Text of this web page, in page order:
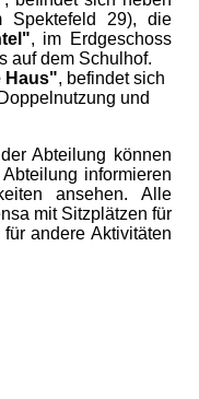
Spektefeld 29), die
, im Erdgeschoss
auf dem Schulhof.
Haus", befindet sich
und
Abteilung können
informieren
ansehen. Alle
mit Sitzplätzen für
andere Aktivitäten